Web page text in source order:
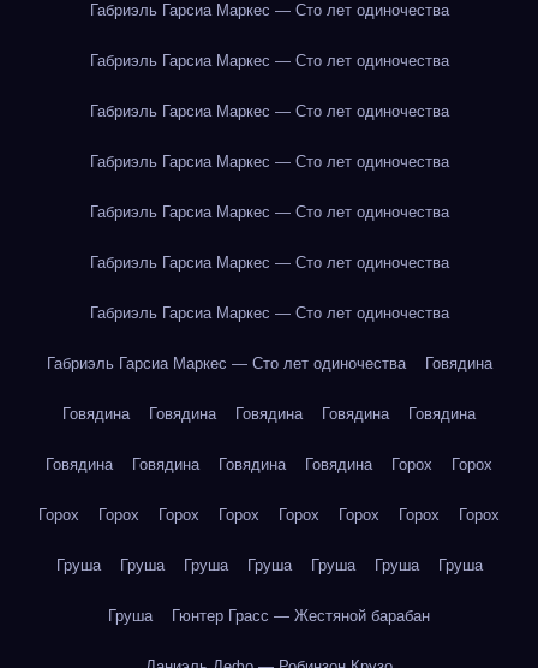
Габриэль Гарсиа Маркес — Сто лет одиночества
Габриэль Гарсиа Маркес — Сто лет одиночества
Габриэль Гарсиа Маркес — Сто лет одиночества
Габриэль Гарсиа Маркес — Сто лет одиночества
Габриэль Гарсиа Маркес — Сто лет одиночества
Габриэль Гарсиа Маркес — Сто лет одиночества
Габриэль Гарсиа Маркес — Сто лет одиночества
Габриэль Гарсиа Маркес — Сто лет одиночества Говядина
Говядина Говядина Говядина Говядина Говядина
Говядина Говядина Говядина Говядина Горох Горох
Горох Горох Горох Горох Горох Горох Горох Горох
Груша Груша Груша Груша Груша Груша Груша
Груша Гюнтер Грасс — Жестяной барабан